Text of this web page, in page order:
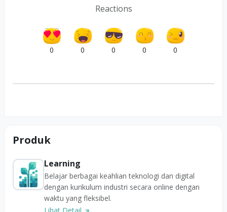
Reactions
0 0 0 0 0
Produk
Learning
Belajar berbagai keahlian teknologi dan digital
dengan kurikulum industri secara online dengan
waktu yang fleksibel.